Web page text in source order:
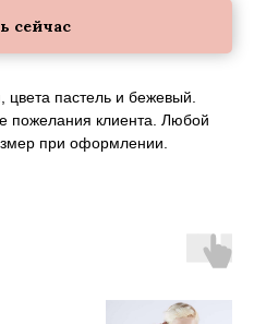
сейчас
пастель и бежевый.
пожелания клиента. Любой
при оформлении.